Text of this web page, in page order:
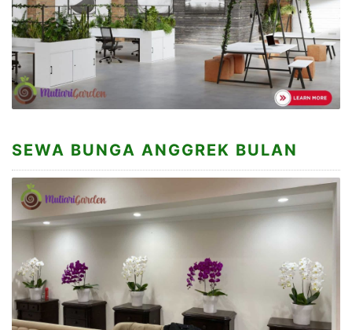
SEWA BUNGA ANGGREK BULAN